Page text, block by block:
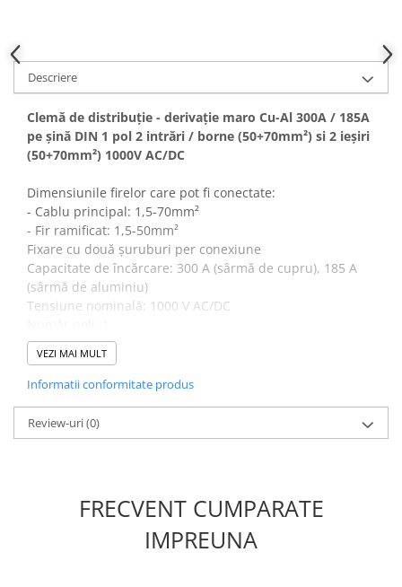
Tuburi rigide din plastic PVC
bergman
Accesorii electrice
Produse noi
Intrerupatoarea industriale
Sisteme de impamantare -
paratrasnet
Descriere
Clemă de distribuție - derivație maro Cu-Al 300A / 185A
pe șină DIN 1 pol 2 intrări / borne (50+70mm²) si 2 ieșiri
(50+70mm²) 1000V AC/DC
Dimensiunile firelor care pot fi conectate:
- Cablu principal: 1,5-70mm²
- Fir ramificat: 1,5-50mm²
Fixare cu două șuruburi per conexiune
Capacitate de încărcare: 300 A (sârmă de cupru), 185 A
(sârmă de aluminiu)
Tensiune nominală: 1000 V AC/DC
Poate fi montat pe o șină DIN 35 mm
Conform cu: EN 61238-1 (Clasa A)
Culoare: maro
laterală)
VEZI MAI MULT
Informatii conformitate produs
Review-uri(0)
FRECVENT CUMPARATE
IMPREUNA